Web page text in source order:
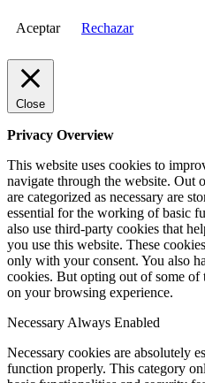
Aceptar Rechazar
Close
Privacy Overview
This website uses cookies to
navigate through the website. Out
are categorized as necessary are
essential for the working of basic
also use third-party cookies that
you use this website. These
only with your consent. You also
cookies. But opting out of some of
on your browsing experience.
Necessary Always Enabled
Necessary cookies are absolutely
function properly. This category